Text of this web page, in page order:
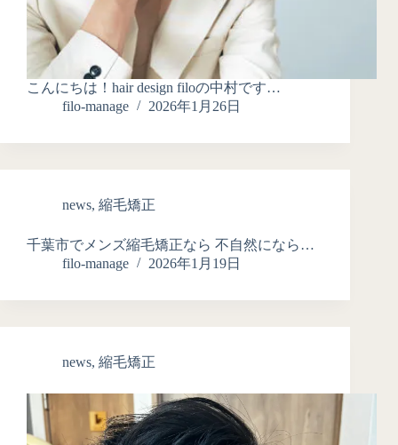
こんにちは！hair design filoの中村です…
filo-manage
2026年1月26日
news, 縮毛矯正
千葉市でメンズ縮毛矯正なら 不自然になら…
filo-manage
2026年1月19日
news, 縮毛矯正